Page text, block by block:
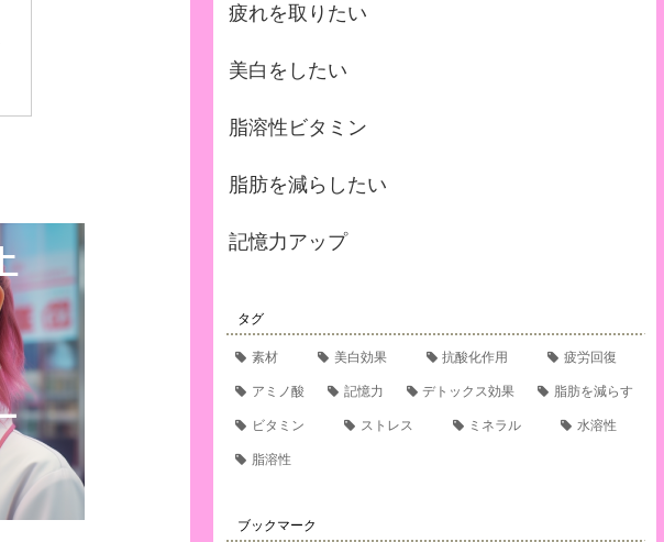
疲れを取りたい
美白をしたい
脂溶性ビタミン
脂肪を減らしたい
記憶力アップ
タグ
素材 美白効果 抗酸化作用 疲労回復
アミノ酸 記憶力 デトックス効果 脂肪を減らす
ビタミン ストレス ミネラル 水溶性
脂溶性
ブックマーク